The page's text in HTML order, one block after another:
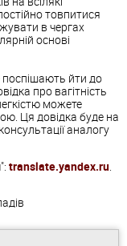
товпитися
в чергах
основі
йти до
про вагітність
можете
Ця довідка буде на
аналогу
translate.yandex.ru.